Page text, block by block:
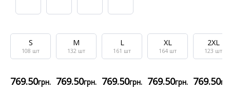
S
108 шт
769.50грн.
M
132 шт
769.50грн.
L
161 шт
769.50грн.
XL
164 шт
769.50грн.
2XL
123 шт
769.50